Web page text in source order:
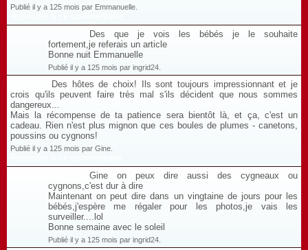
Publié il y a 125 mois par Emmanuelle.
Des que je vois les bébés je le souhaite
fortement,je referais un article
Bonne nuit Emmanuelle
Publié il y a 125 mois par ingrid24.
Des hôtes de choix! Ils sont toujours impressionnant et je
crois qu'ils peuvent faire très mal s'ils décident que nous sommes
dangereux...
Mais la récompense de ta patience sera bientôt là, et ça, c'est un
cadeau. Rien n'est plus mignon que ces boules de plumes - canetons,
poussins ou cygnons!
Publié il y a 125 mois par Gine.
Gine on peux dire aussi des cygneaux ou
cygnons,c'est dur à dire
Maintenant on peut dire dans un vingtaine de jours pour les
bébés,j'espère me régaler pour les photos,je vais les
surveiller....lol
Bonne semaine avec le soleil
Publié il y a 125 mois par ingrid24.